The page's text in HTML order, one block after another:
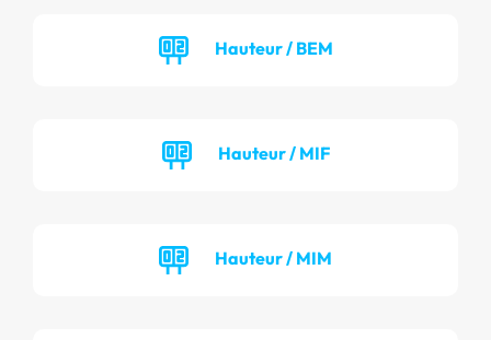
Hauteur / BEM
Hauteur / MIF
Hauteur / MIM